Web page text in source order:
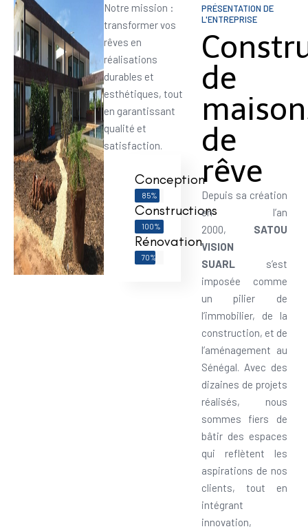
Notre mission :
transformer vos
rêves en
réalisations
durables et
esthétiques, tout
en garantissant
qualité et
satisfaction.
Conception
85%
Constructions
100%
Rénovation
70%
PRÉSENTATION DE
L'ENTREPRISE
de
de
rêve
Depuis sa création
en l’an
2000, SATOU
VISION
SUARLs’est
imposée comme
un pilier de
l’immobilier, de la
construction, et de
l’aménagement au
Sénégal. Avec des
dizaines de projets
réalisés, nous
sommes fiers de
bâtir des espaces
qui reflètent les
aspirations de nos
clients, tout en
intégrant
innovation,